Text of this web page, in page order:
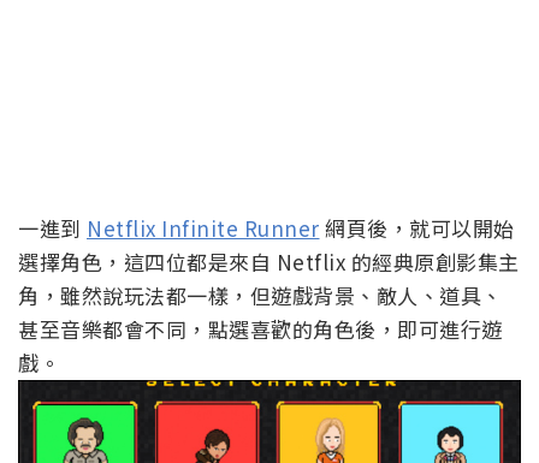
一進到 Netflix Infinite Runner 網頁後，就可以開始
選擇角色，這四位都是來自 Netflix 的經典原創影集主
角，雖然說玩法都一樣，但遊戲背景、敵人、道具、
甚至音樂都會不同，點選喜歡的角色後，即可進行遊
戲。